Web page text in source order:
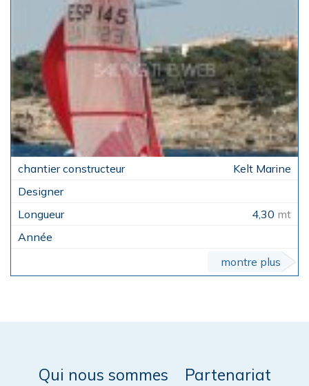
Kelt Marine
4,30 mt
montre plus
Qui nous sommes Partenariat